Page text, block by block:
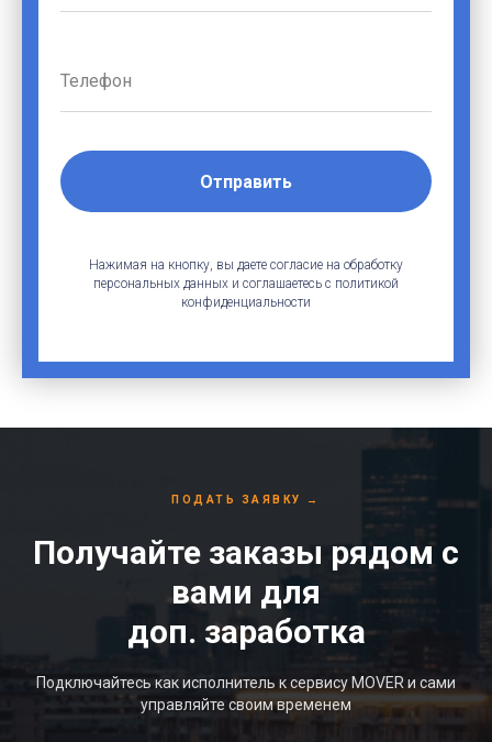
Отправить
Нажимая на кнопку, вы даете согласие на обработку
персональных данных и соглашаетесь c политикой
конфиденциальности
ПОДАТЬ ЗАЯВКУ →
Получайте заказы рядом с
вами для
доп. заработка
Подключайтесь как исполнитель к сервису MOVER и сами
управляйте своим временем